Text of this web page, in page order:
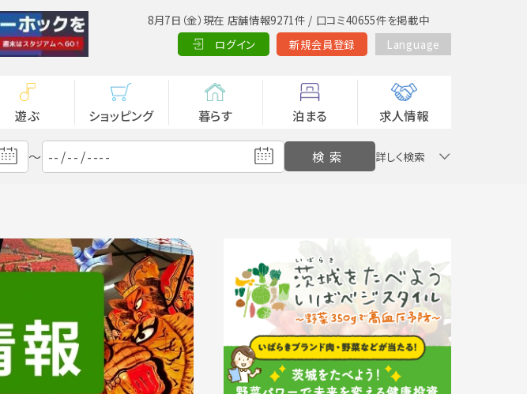
8月7日（金）現在 店舗情報9271件 / 口コミ40655件を掲載中
ログイン
新規会員登録 Language
遊ぶ ショッピング 暮らす 泊まる 求人情報
～ 詳しく検索